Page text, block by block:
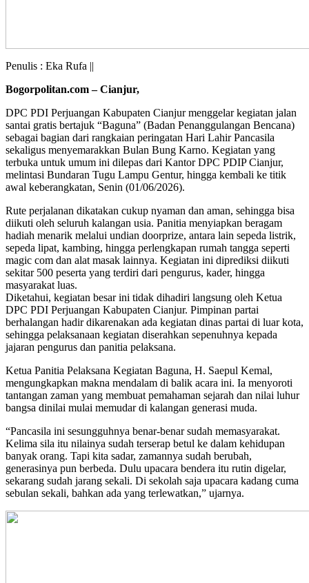
Penulis : Eka Rufa ||
Bogorpolitan.com – Cianjur,
DPC PDI Perjuangan Kabupaten Cianjur menggelar kegiatan jalan
santai gratis bertajuk “Baguna” (Badan Penanggulangan Bencana)
sebagai bagian dari rangkaian peringatan Hari Lahir Pancasila
sekaligus menyemarakkan Bulan Bung Karno. Kegiatan yang
terbuka untuk umum ini dilepas dari Kantor DPC PDIP Cianjur,
melintasi Bundaran Tugu Lampu Gentur, hingga kembali ke titik
awal keberangkatan, Senin (01/06/2026).
Rute perjalanan dikatakan cukup nyaman dan aman, sehingga bisa
diikuti oleh seluruh kalangan usia. Panitia menyiapkan beragam
hadiah menarik melalui undian doorprize, antara lain sepeda listrik,
sepeda lipat, kambing, hingga perlengkapan rumah tangga seperti
magic com dan alat masak lainnya. Kegiatan ini diprediksi diikuti
sekitar 500 peserta yang terdiri dari pengurus, kader, hingga
masyarakat luas.
​Diketahui, kegiatan besar ini tidak dihadiri langsung oleh Ketua
DPC PDI Perjuangan Kabupaten Cianjur. Pimpinan partai
berhalangan hadir dikarenakan ada kegiatan dinas partai di luar kota,
sehingga pelaksanaan kegiatan diserahkan sepenuhnya kepada
jajaran pengurus dan panitia pelaksana.
​Ketua Panitia Pelaksana Kegiatan Baguna, H. Saepul Kemal,
mengungkapkan makna mendalam di balik acara ini. Ia menyoroti
tantangan zaman yang membuat pemahaman sejarah dan nilai luhur
bangsa dinilai mulai memudar di kalangan generasi muda.
​“Pancasila ini sesungguhnya benar-benar sudah memasyarakat.
Kelima sila itu nilainya sudah terserap betul ke dalam kehidupan
banyak orang. Tapi kita sadar, zamannya sudah berubah,
generasinya pun berbeda. Dulu upacara bendera itu rutin digelar,
sekarang sudah jarang sekali. Di sekolah saja upacara kadang cuma
sebulan sekali, bahkan ada yang terlewatkan,” ujarnya.